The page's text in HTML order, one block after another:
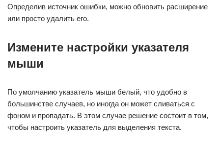
Определив источник ошибки, можно обновить расширение
или просто удалить его.
Измените настройки указателя
мыши
По умолчанию указатель мыши белый, что удобно в
большинстве случаев, но иногда он может сливаться с
фоном и пропадать. В этом случае решение состоит в том,
чтобы настроить указатель для выделения текста.